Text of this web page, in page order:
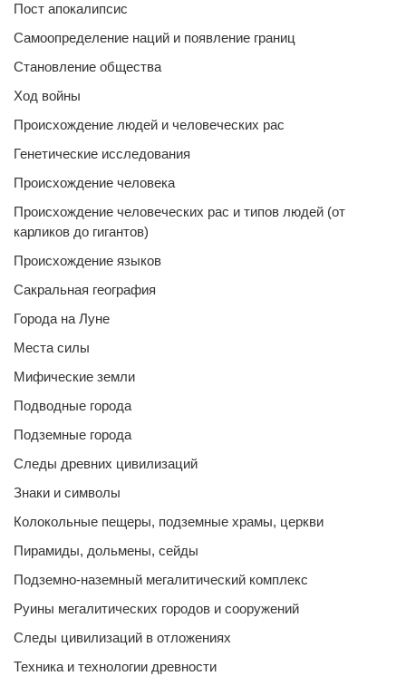
Пост апокалипсис
Самоопределение наций и появление границ
Становление общества
Ход войны
Происхождение людей и человеческих рас
Генетические исследования
Происхождение человека
Происхождение человеческих рас и типов людей (от
карликов до гигантов)
Происхождение языков
Сакральная география
Города на Луне
Места силы
Мифические земли
Подводные города
Подземные города
Следы древних цивилизаций
Знаки и символы
Колокольные пещеры, подземные храмы, церкви
Пирамиды, дольмены, сейды
Подземно-наземный мегалитический комплекс
Руины мегалитических городов и сооружений
Следы цивилизаций в отложениях
Техника и технологии древности